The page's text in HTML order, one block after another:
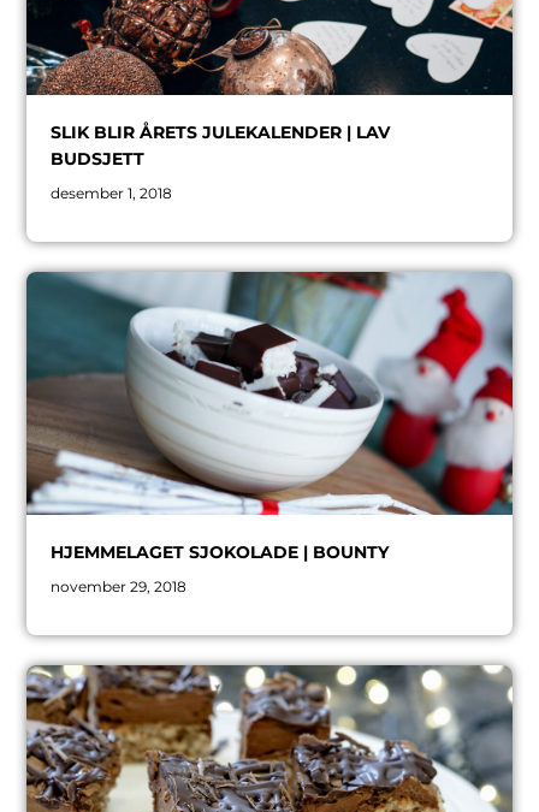
SLIK BLIR ÅRETS JULEKALENDER | LAV
BUDSJETT
desember 1, 2018
HJEMMELAGET SJOKOLADE | BOUNTY
november 29, 2018